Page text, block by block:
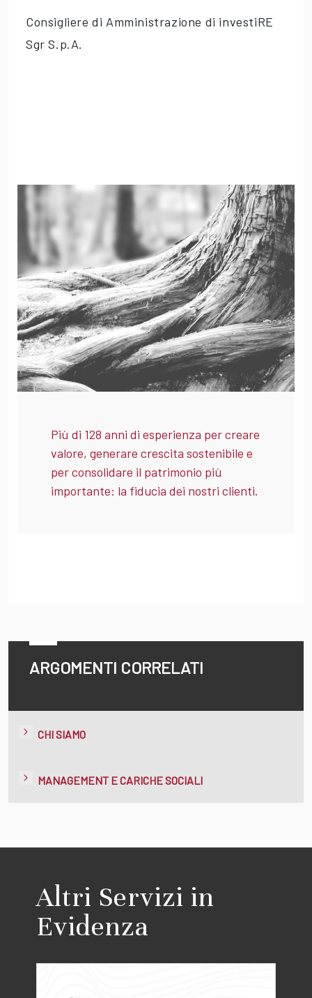
Consigliere di Amministrazione di investiRE
Sgr S.p.A.
Più di 128 anni di esperienza per creare
valore, generare crescita sostenibile e
per consolidare il patrimonio più
importante: la fiducia dei nostri clienti.
ARGOMENTI CORRELATI
CHI SIAMO
MANAGEMENT E CARICHE SOCIALI
Altri Servizi in
Evidenza